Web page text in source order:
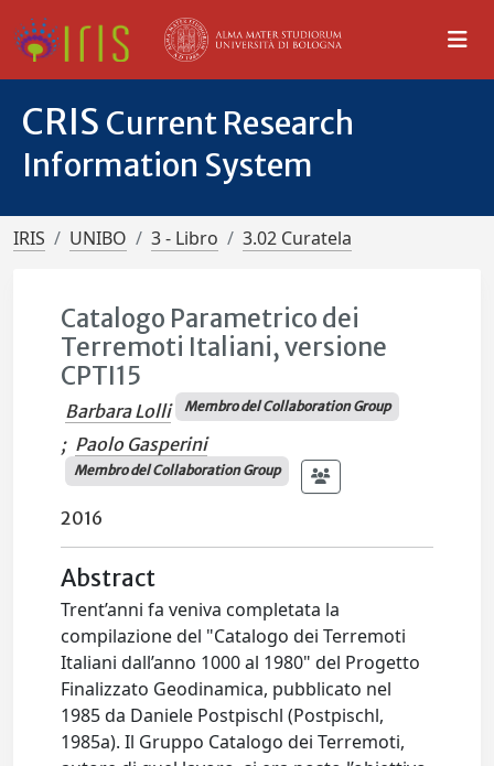
CRIS Current Research
Information System
IRIS UNIBO 3 - Libro 3.02 Curatela
Catalogo Parametrico dei
Terremoti Italiani, versione
CPTI15
Barbara Lolli Membro del Collaboration Group
; Paolo Gasperini
Membro del Collaboration Group
2016
Abstract
Trent’anni fa veniva completata la
compilazione del "Catalogo dei Terremoti
Italiani dall’anno 1000 al 1980" del Progetto
Finalizzato Geodinamica, pubblicato nel
1985 da Daniele Postpischl (Postpischl,
1985a). Il Gruppo Catalogo dei Terremoti,